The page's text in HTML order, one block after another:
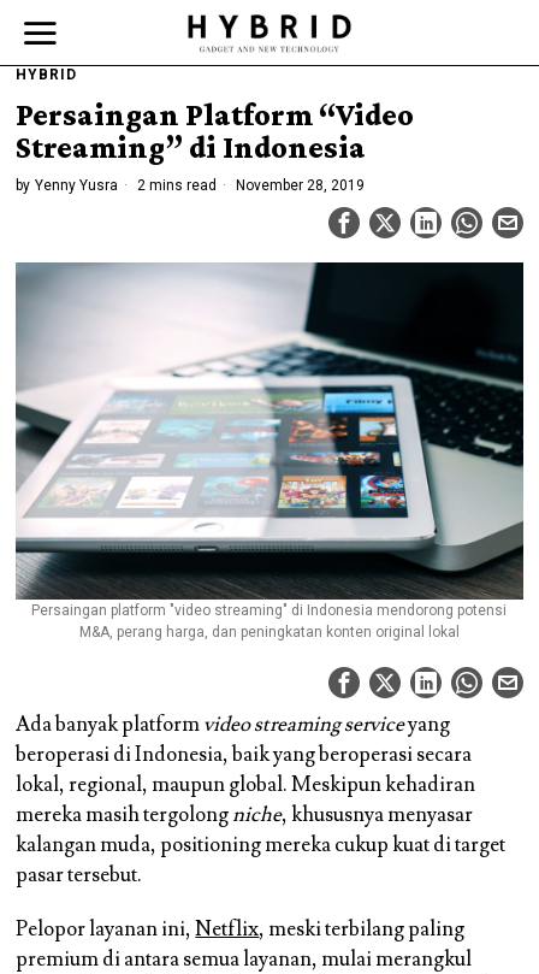
HYBRID
Persaingan Platform “Video
Streaming” di Indonesia
by Yenny Yusra 2 mins read November 28, 2019
Persaingan platform "video streaming" di Indonesia mendorong potensi
M&A, perang harga, dan peningkatan konten original lokal
Ada banyak platformvideostreaming serviceyang
beroperasi di Indonesia, baik yang beroperasi secara
lokal, regional, maupun global. Meskipun kehadiran
mereka masih tergolongniche, khususnya menyasar
kalangan muda, positioning mereka cukup kuat di target
pasar tersebut.
Pelopor layanan ini,Netflix, meski terbilang paling
premium di antara semua layanan, mulai merangkul